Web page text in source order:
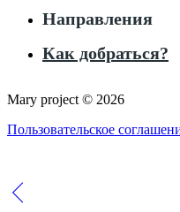
Направления
Как добраться?
Mary project © 2026
Пользовательское